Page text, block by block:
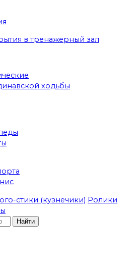
в тренажерный зал
ходьбы
стики (кузнечики) Ролики
Найти